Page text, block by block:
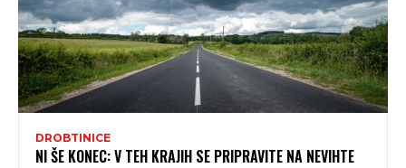
DROBTINICE
NI ŠE KONEC: V TEH KRAJIH SE PRIPRAVITE NA NEVIHTE